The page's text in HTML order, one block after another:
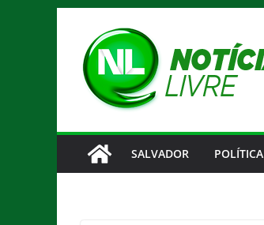
conteúdo
SALVADOR POLÍTICA